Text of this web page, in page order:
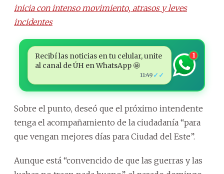
inicia con intenso movimiento, atrasos y leves
incidentes
Recibí las noticias en tu celular, unite
al canal de ÚH en WhatsApp 🤩
11:49 ✓✓
1
Sobre el punto, deseó que el próximo intendente
tenga el acompañamiento de la ciudadanía “para
que vengan mejores días para Ciudad del Este”.
Aunque está “convencido de que las guerras y las